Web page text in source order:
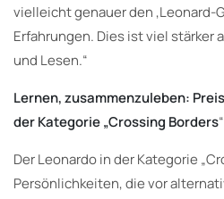
vielleicht genauer den ‚Leonard-
Erfahrungen. Dies ist viel stärker
und Lesen.“
Lernen, zusammenzuleben:
der Kategorie „Crossing Borders“
Der Leonardo in der Kategorie
Persönlichkeiten, die vor